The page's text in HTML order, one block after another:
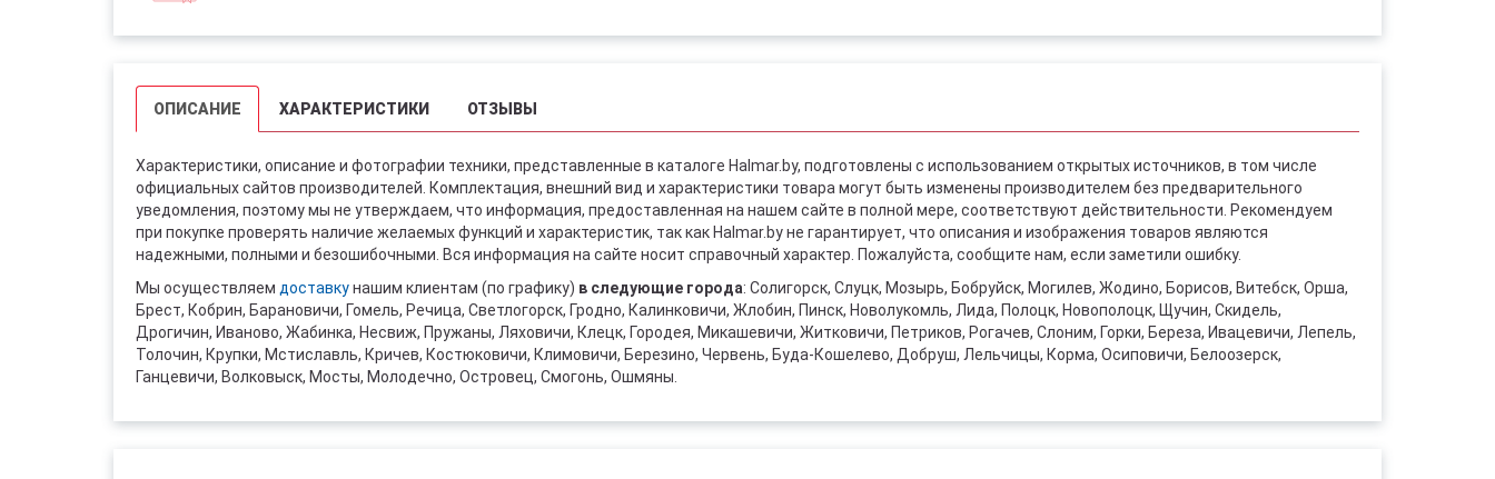
ОПИСАНИЕ ХАРАКТЕРИСТИКИ ОТЗЫВЫ
Характеристики, описание и фотографии техники, представленные в каталоге Halmar.by, подготовлены с использованием открытых источников, в том числе
официальных сайтов производителей. Комплектация, внешний вид и характеристики товара могут быть изменены производителем без предварительного
уведомления, поэтому мы не утверждаем, что информация, предоставленная на нашем сайте в полной мере, соответствуют действительности. Рекомендуем
при покупке проверять наличие желаемых функций и характеристик, так как Halmar.by не гарантирует, что описания и изображения товаров являются
надежными, полными и безошибочными. Вся информация на сайте носит справочный характер. Пожалуйста, сообщите нам, если заметили ошибку.
Мы осуществляем доставкунашим клиентам (по графику) в следующие города: Солигорск, Слуцк, Мозырь, Бобруйск, Могилев, Жодино, Борисов, Витебск, Орша,
Брест, Кобрин, Барановичи, Гомель, Речица, Светлогорск, Гродно, Калинковичи, Жлобин, Пинск, Новолукомль, Лида, Полоцк, Новополоцк, Щучин, Скидель,
Дрогичин, Иваново, Жабинка, Несвиж, Пружаны, Ляховичи, Клецк, Городея, Микашевичи, Житковичи, Петриков, Рогачев, Слоним, Горки, Береза, Ивацевичи, Лепель,
Толочин, Крупки, Мстиславль, Кричев, Костюковичи, Климовичи, Березино, Червень, Буда-Кошелево, Добруш, Лельчицы, Корма, Осиповичи, Белоозерск,
Ганцевичи, Волковыск, Мосты, Молодечно, Островец, Смогонь, Ошмяны.